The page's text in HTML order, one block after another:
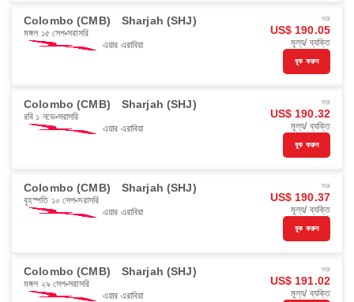
Colombo (CMB) Sharjah (SHJ)
মঙ্গল ১৫ সেপ সরাসরি
এয়ার এরাবিয়া
শুরু
US$ 190.05
মূল্য/ ব্যক্তি
বুক করুন
Colombo (CMB) Sharjah (SHJ)
রবি ১ নভে সরাসরি
এয়ার এরাবিয়া
শুরু
US$ 190.32
মূল্য/ ব্যক্তি
বুক করুন
Colombo (CMB) Sharjah (SHJ)
বৃহস্পতি ১০ সেপ সরাসরি
এয়ার এরাবিয়া
শুরু
US$ 190.37
মূল্য/ ব্যক্তি
বুক করুন
Colombo (CMB) Sharjah (SHJ)
মঙ্গল ২৯ সেপ সরাসরি
এয়ার এরাবিয়া
শুরু
US$ 191.02
মূল্য/ ব্যক্তি